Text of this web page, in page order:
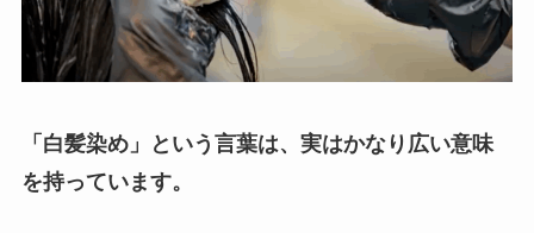
「白髪染め」という言葉は、実はかなり広い意味
を持っています。